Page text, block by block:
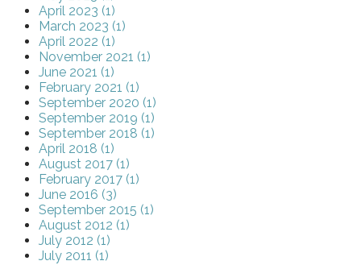
April 2023 (1)
March 2023 (1)
April 2022 (1)
November 2021 (1)
June 2021 (1)
February 2021 (1)
September 2020 (1)
September 2019 (1)
September 2018 (1)
April 2018 (1)
August 2017 (1)
February 2017 (1)
June 2016 (3)
September 2015 (1)
August 2012 (1)
July 2012 (1)
July 2011 (1)